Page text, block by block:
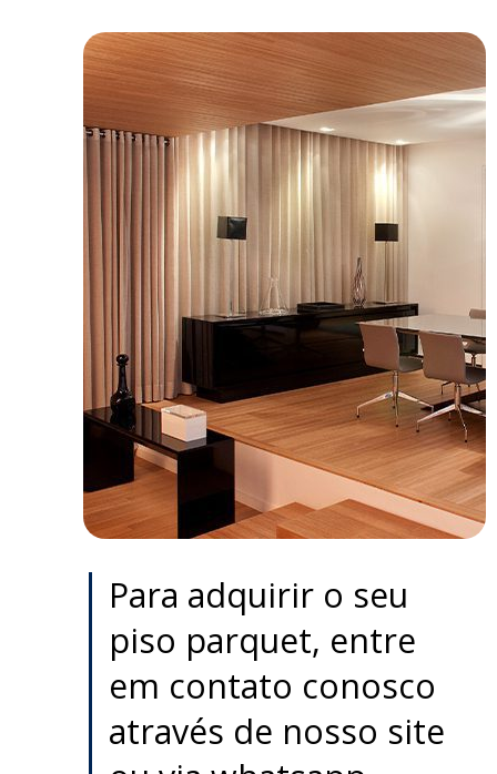
Para adquirir o seu
piso parquet, entre
em contato conosco
através de nosso site